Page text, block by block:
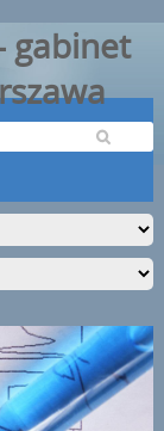
gabinet